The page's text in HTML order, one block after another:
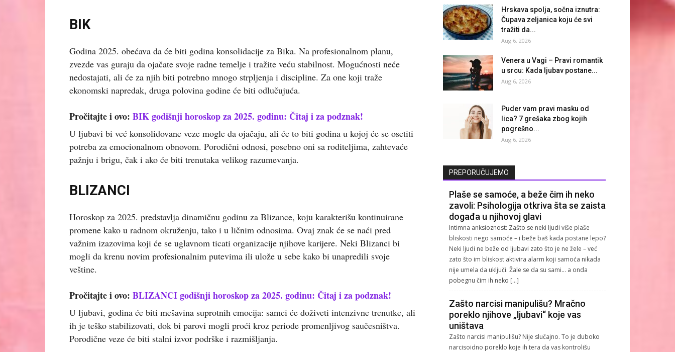
BIK
Godina 2025. obećava da će biti godina konsolidacije za Bika. Na profesionalnom planu,
zvezde vas guraju da ojačate svoje radne temelje i tražite veću stabilnost. Mogućnosti neće
nedostajati, ali će za njih biti potrebno mnogo strpljenja i discipline. Za one koji traže
ekonomski napredak, druga polovina godine će biti odlučujuća.
Pročitajte i ovo: BIK godišnji horoskop za 2025. godinu: Čitaj i za podznak!
U ljubavi bi već konsolidovane veze mogle da ojačaju, ali će to biti godina u kojoj će se osetiti
potreba za emocionalnom obnovom. Porodični odnosi, posebno oni sa roditeljima, zahtevaće
pažnju i brigu, čak i ako će biti trenutaka velikog razumevanja.
BLIZANCI
Horoskop za 2025. predstavlja dinamičnu godinu za Blizance, koju karakterišu kontinuirane
promene kako u radnom okruženju, tako i u ličnim odnosima. Ovaj znak će se naći pred
važnim izazovima koji će se uglavnom ticati organizacije njihove karijere. Neki Blizanci bi
mogli da krenu novim profesionalnim putevima ili ulože u sebe kako bi unapredili svoje
veštine.
Pročitajte i ovo: BLIZANCI godišnji horoskop za 2025. godinu: Čitaj i za podznak!
U ljubavi, godina će biti mešavina suprotnih emocija: samci će doživeti intenzivne trenutke, ali
ih je teško stabilizovati, dok bi parovi mogli proći kroz periode promenljivog saučesništva.
Porodične veze će biti stalni izvor podrške i razmišljanja.
Hrskava spolja, sočna iznutra:
Čupava zeljanica koju će svi
tražiti da...
Aug 6, 2026
Venera u Vagi – Pravi romantik
u srcu: Kada ljubav postane...
Aug 6, 2026
Puder vam pravi masku od
lica? 7 grešaka zbog kojih
pogrešno...
Aug 6, 2026
PREPORUČUJEMO
Plaše se samoće, a beže čim ih neko
zavoli: Psihologija otkriva šta se zaista
događa u njihovoj glavi
Intimna anksioznost: Zašto se neki ljudi više plaše
bliskosti nego samoće – i beže baš kada postane lepo?
Neki ljudi ne beže od ljubavi zato što je ne žele – već
zato što im bliskost aktivira alarm koji samoća nikada
nije umela da uključi. Žale se da su sami… a onda
pobegnu čim ih neko […]
Zašto narcisi manipulišu? Mračno
poreklo njihove „ljubavi“ koje vas
uništava
Zašto narcisi manipulišu? Nije slučajno. To je duboko
narcisoidno poreklo koje ih tera da vas kontrolišu